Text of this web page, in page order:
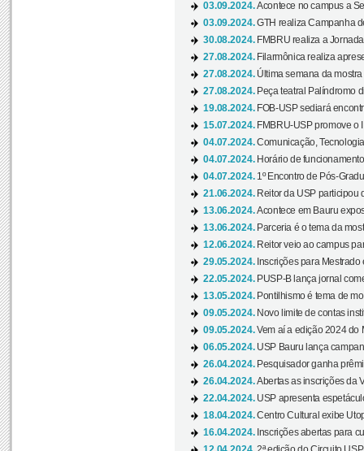
03.09.2024.Acontece no campus a
03.09.2024.GTH realiza Campanha
30.08.2024. FMBRU realiza a
27.08.2024. Filarmônica realiza
27.08.2024. Última semana da
27.08.2024. Peça teatral Palíndromo
19.08.2024. FOB-USP sediará
15.07.2024. FMBRU-USP promove o
04.07.2024.Comunicação,
04.07.2024. Horário de
04.07.2024. 1º Encontro de Pós-
21.06.2024. Reitor da USP participou
13.06.2024.Acontece em Bauru
13.06.2024. Parceria é o tema da
12.06.2024. Reitor veio ao campus
29.05.2024. Inscrições para
22.05.2024. PUSP-B lança jornal
13.05.2024. Pontilhismo é tema de
09.05.2024. Novo limite de contas
09.05.2024.Vem aí a edição 2024 do
06.05.2024. USP Bauru lança
26.04.2024. Pesquisador ganha
26.04.2024.Abertas as inscrições da
22.04.2024. USP apresenta
18.04.2024.Centro Cultural exibe
16.04.2024. Inscrições abertas para